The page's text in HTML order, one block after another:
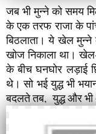
जब भी मुन्ने को समय
के एक तरफ राजा के
बिठलाता। ये खेल
खोज निकाला था।
के बीच घनघोर लड़ाई
थे। सो भई युद्ध भी
बदलते तब, युद्ध और भी